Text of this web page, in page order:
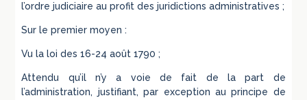
l’ordre judiciaire au profit des juridictions administratives ;
Sur le premier moyen :
Vu la loi des 16-24 août 1790 ;
Attendu qu’il n’y a voie de fait de la part de
l’administration, justifiant, par exception au principe de